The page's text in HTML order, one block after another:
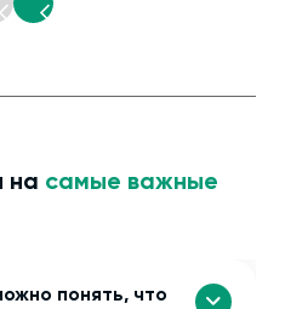
на самые важные
понять, что